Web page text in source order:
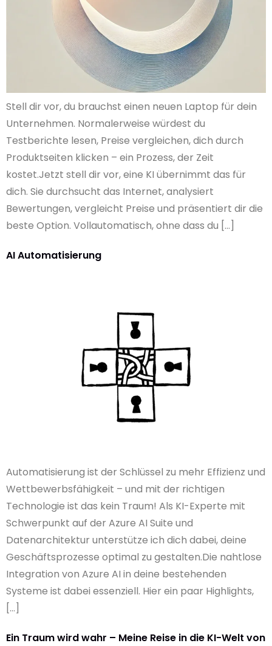
Stell dir vor, du brauchst einen neuen Laptop für dein
Unternehmen. Normalerweise würdest du
Testberichte lesen, Preise vergleichen, dich durch
Produktseiten klicken – ein Prozess, der Zeit
kostet.Jetzt stell dir vor, eine KI übernimmt das für
dich. Sie durchsucht das Internet, analysiert
Bewertungen, vergleicht Preise und präsentiert dir die
beste Option. Vollautomatisch, ohne dass du […]
AI Automatisierung
Automatisierung ist der Schlüssel zu mehr Effizienz und
Wettbewerbsfähigkeit – und mit der richtigen
Technologie ist das kein Traum! Als KI-Experte mit
Schwerpunkt auf der Azure AI Suite und
Datenarchitektur unterstütze ich dich dabei, deine
Geschäftsprozesse optimal zu gestalten.Die nahtlose
Integration von Azure AI in deine bestehenden
Systeme ist dabei essenziell. Hier ein paar Highlights,
[…]
Ein Traum wird wahr – Meine Reise in die KI-Welt von